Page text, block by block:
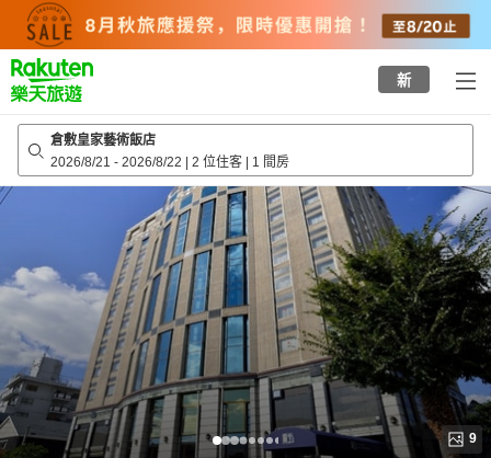
top
page
新
倉敷皇家藝術飯店
2026/8/21 - 2026/8/22 | 2 位住客 | 1 間房
9